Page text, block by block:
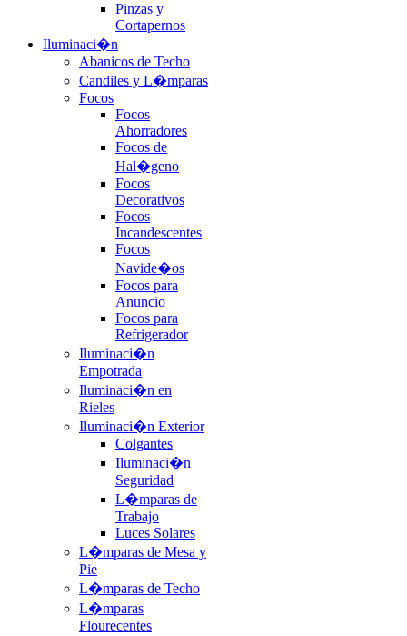
Pinzas y
Cortapernos
Iluminaci�n
Abanicos de Techo
Candiles y L�mparas
Focos
Focos
Ahorradores
Focos de
Hal�geno
Focos
Decorativos
Focos
Incandescentes
Focos
Navide�os
Focos para
Anuncio
Focos para
Refrigerador
Iluminaci�n
Empotrada
Iluminaci�n en
Rieles
Iluminaci�n Exterior
Colgantes
Iluminaci�n
Seguridad
L�mparas de
Trabajo
Luces Solares
L�mparas de Mesa y
Pie
L�mparas de Techo
L�mparas
Flourecentes